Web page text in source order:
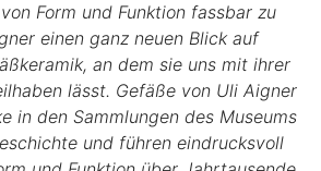
Form und Funktion fassbar zu
einen ganz neuen Blick auf
an dem sie uns mit ihrer
lässt. Gefäße von Uli Aigner
in den Sammlungen des Museums
und führen eindrucksvoll